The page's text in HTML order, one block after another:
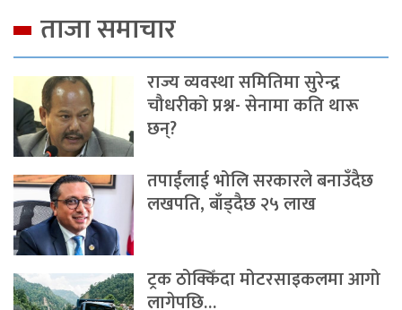
ताजा समाचार
राज्य व्यवस्था समितिमा सुरेन्द्र
चौधरीको प्रश्न- सेनामा कति थारू
छन्?
तपाईंलाई भोलि सरकारले बनाउँदैछ
लखपति, बाँड्दैछ २५ लाख
ट्रक ठोक्किँदा मोटरसाइकलमा आगो
लागेपछि…